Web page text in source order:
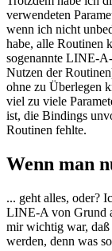
verwendeten
wenn ich nicht
habe, alle Routinen
sogenannte LINE-
Nutzen der
ohne zu Überlegen
viel zu viele
ist, die Bindings
Routinen fehlte.
Wenn man
... geht alles, oder?
LINE-A von Grund
mir wichtig war,
werden, denn was